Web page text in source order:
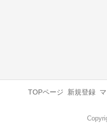
TOPページ 新規登録